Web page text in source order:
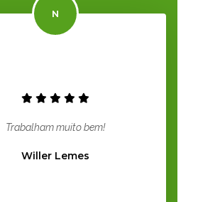
Trabalham muito bem!
Willer Lemes